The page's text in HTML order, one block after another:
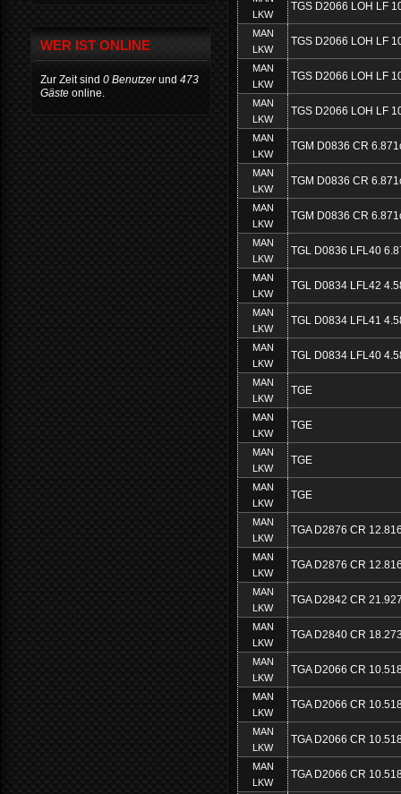
LKW
TGS D2066 LOH LF
MAN
LKW
TGS D2066 LOH LF
MAN
LKW
TGS D2066 LOH LF
MAN
LKW
TGS D2066 LOH LF
MAN
LKW
TGM D0836 CR
MAN
LKW
TGM D0836 CR
MAN
LKW
TGM D0836 CR
MAN
LKW
TGL D0836 LFL40
MAN
LKW
TGL D0834 LFL42
MAN
LKW
TGL D0834 LFL41
MAN
LKW
TGL D0834 LFL40
MAN
LKW
TGE
MAN
LKW
TGE
MAN
LKW
TGE
MAN
LKW
TGE
MAN
LKW
TGA D2876 CR
MAN
LKW
TGA D2876 CR
MAN
LKW
TGA D2842 CR
MAN
LKW
TGA D2840 CR
MAN
LKW
TGA D2066 CR
MAN
LKW
TGA D2066 CR
MAN
LKW
TGA D2066 CR
MAN
LKW
TGA D2066 CR
WER IST ONLINE
Zur Zeit sind 0 Benutzerund 473
Gäste online.